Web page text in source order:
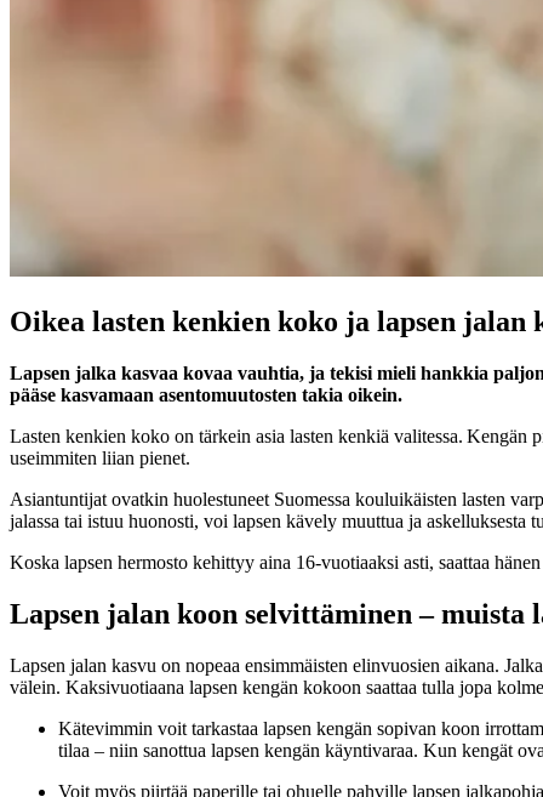
Oikea lasten kenkien koko ja lapsen jalan
Lapsen jalka kasvaa kovaa vauhtia, ja tekisi mieli hankkia
pääse kasvamaan asentomuutosten takia oikein.
Lasten kenkien koko on tärkein asia lasten kenkiä valitessa.
useimmiten liian pienet.
Asiantuntijat ovatkin huolestuneet Suomessa kouluikäisten lasten
jalassa tai istuu huonosti, voi lapsen kävely muuttua ja
Koska lapsen hermosto kehittyy aina 16-vuotiaaksi asti, saattaa
Lapsen jalan koon selvittäminen –
Lapsen jalan kasvu on nopeaa ensimmäisten elinvuosien aikana.
välein. Kaksivuotiaana lapsen kengän kokoon saattaa tulla jopa
Kätevimmin voit tarkastaa lapsen kengän sopivan koon
tilaa – niin sanottua lapsen kengän käyntivaraa. Kun kengät
Voit myös piirtää paperille tai ohuelle pahville lapsen